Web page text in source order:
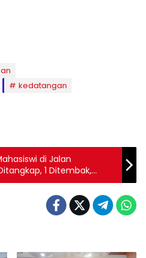
kedatangan
di Jalan
1 Ditembak,